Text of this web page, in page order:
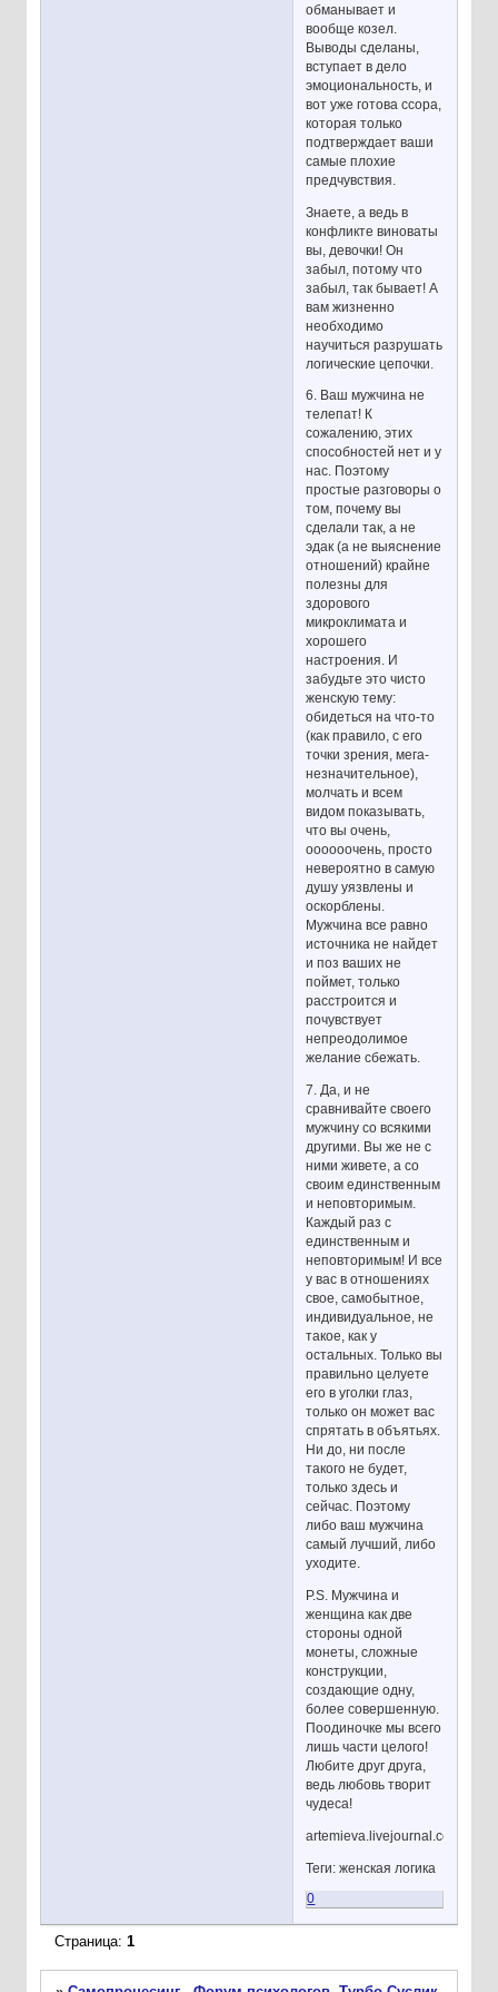
обманывает и
вообще козел.
Выводы сделаны,
вступает в дело
эмоциональность, и
вот уже готова ссора,
которая только
подтверждает ваши
самые плохие
предчувствия.
Знаете, а ведь в
конфликте виноваты
вы, девочки! Он
забыл, потому что
забыл, так бывает! А
вам жизненно
необходимо
научиться разрушать
логические цепочки.
6. Ваш мужчина не
телепат! К
сожалению, этих
способностей нет и у
нас. Поэтому
простые разговоры о
том, почему вы
сделали так, а не
эдак (а не выяснение
отношений) крайне
полезны для
здорового
микроклимата и
хорошего
настроения. И
забудьте это чисто
женскую тему:
обидеться на что-то
(как правило, с его
точки зрения, мега-
незначительное),
молчать и всем
видом показывать,
что вы очень,
оооооочень, просто
невероятно в самую
душу уязвлены и
оскорблены.
Мужчина все равно
источника не найдет
и поз ваших не
поймет, только
расстроится и
почувствует
непреодолимое
желание сбежать.
7. Да, и не
сравнивайте своего
мужчину со всякими
другими. Вы же не с
ними живете, а со
своим единственным
и неповторимым.
Каждый раз с
единственным и
неповторимым! И все
у вас в отношениях
свое, самобытное,
индивидуальное, не
такое, как у
остальных. Только вы
правильно целуете
его в уголки глаз,
только он может вас
спрятать в объятьях.
Ни до, ни после
такого не будет,
только здесь и
сейчас. Поэтому
либо ваш мужчина
самый лучший, либо
уходите.
P.S. Мужчина и
женщина как две
стороны одной
монеты, сложные
конструкции,
создающие одну,
более совершенную.
Поодиночке мы всего
лишь части целого!
Любите друг друга,
ведь любовь творит
чудеса!
artemieva.livejournal.com
Теги: женская логика
0
Страница: 1